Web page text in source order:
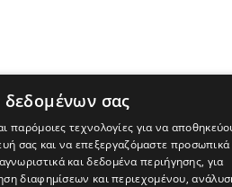
σας
παρόμοιες τεχνολογίες για να
σας και να επεξεργαζόμαστε προσωπικά
και δεδομένα περιήγησης, για
διαφημίσεων και περιεχομένου,